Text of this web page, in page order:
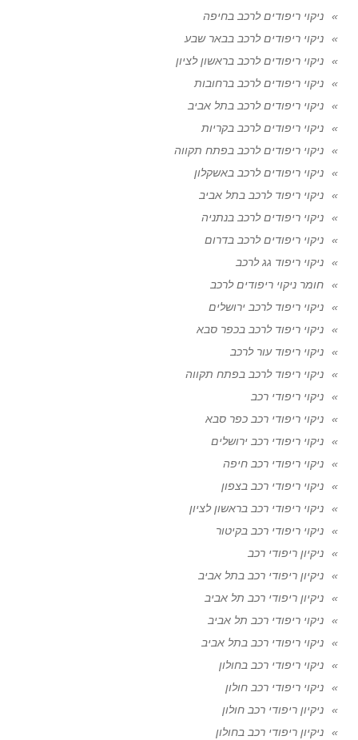
ניקוי ריפודים לרכב בחיפה
ניקוי ריפודים לרכב בבאר שבע
ניקוי ריפודים לרכב בראשון לציון
ניקוי ריפודים לרכב ברחובות
ניקוי ריפודים לרכב בתל אביב
ניקוי ריפודים לרכב בקריות
ניקוי ריפודים לרכב בפתח תקווה
ניקוי ריפודים לרכב באשקלון
ניקוי ריפוד לרכב בתל אביב
ניקוי ריפודים לרכב בנתניה
ניקוי ריפודים לרכב בדרום
ניקוי ריפוד גג לרכב
חומר ניקוי ריפודים לרכב
ניקוי ריפוד לרכב ירושלים
ניקוי ריפוד לרכב בכפר סבא
ניקוי ריפוד עור לרכב
ניקוי ריפוד לרכב בפתח תקווה
ניקוי ריפודי רכב
ניקוי ריפודי רכב כפר סבא
ניקוי ריפודי רכב ירושלים
ניקוי ריפודי רכב חיפה
ניקוי ריפודי רכב בצפון
ניקוי ריפודי רכב בראשון לציון
ניקוי ריפודי רכב בקיטור
ניקיון ריפודי רכב
ניקיון ריפודי רכב בתל אביב
ניקיון ריפודי רכב תל אביב
ניקוי ריפודי רכב תל אביב
ניקוי ריפודי רכב בתל אביב
ניקוי ריפודי רכב בחולון
ניקוי ריפודי רכב חולון
ניקיון ריפודי רכב חולון
ניקיון ריפודי רכב בחולון